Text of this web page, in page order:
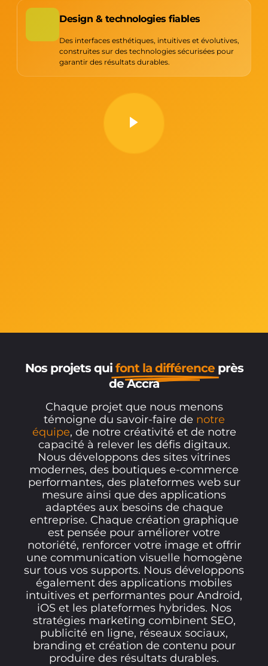
Design & technologies fiables
Des interfaces esthétiques, intuitives et évolutives,
construites sur des technologies sécurisées pour
garantir des résultats durables.
Nos projets qui font la différence près
de Accra
Chaque projet que nous menons
témoigne du savoir-faire de notre
équipe, de notre créativité et de notre
capacité à relever les défis digitaux.
Nous développons des sites vitrines
modernes, des boutiques e-commerce
performantes, des plateformes web sur
mesure ainsi que des applications
adaptées aux besoins de chaque
entreprise. Chaque création graphique
est pensée pour améliorer votre
notoriété, renforcer votre image et offrir
une communication visuelle homogène
sur tous vos supports. Nous développons
également des applications mobiles
intuitives et performantes pour Android,
iOS et les plateformes hybrides. Nos
stratégies marketing combinent SEO,
publicité en ligne, réseaux sociaux,
branding et création de contenu pour
produire des résultats durables.